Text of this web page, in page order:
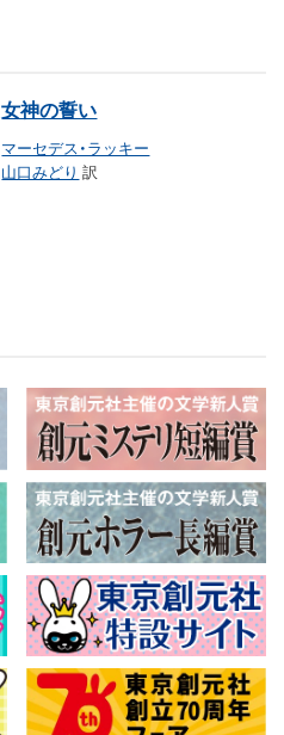
女神の誓い
マーセデス・ラッキー
山口みどり 訳